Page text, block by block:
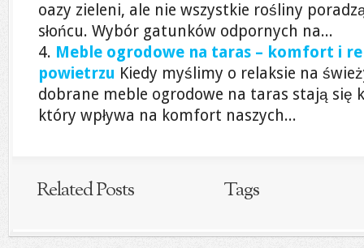
oazy zieleni, ale nie wszystkie rośliny
słońcu. Wybór gatunków odpornych na...
Meble ogrodowe na taras – komfort i
powietrzu Kiedy myślimy o relaksie na
dobrane meble ogrodowe na taras stają się
który wpływa na komfort naszych...
Related Posts Tags